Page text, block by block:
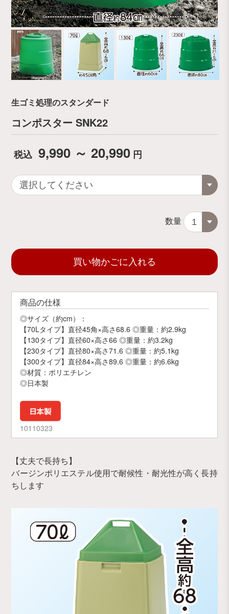
生ゴミ処理のスタンダード
コンポスター SNK22
税込 9,990 ～ 20,990 円
数量
買い物かごに入れる
商品の仕様
◎サイズ（約cm）：
【70Lタイプ】直径45角×高さ68.6 ◎重量：約2.9kg
【130タイプ】直径60×高さ66 ◎重量：約3.2kg
【230タイプ】直径80×高さ71.6 ◎重量：約5.1kg
【300タイプ】直径84×高さ89.6 ◎重量：約6.6kg
◎材質：ポリエチレン
◎日本製
10110323
【丈夫で長持ち】
バージンポリエステル使用で耐候性・耐光性が高く長持
ちします